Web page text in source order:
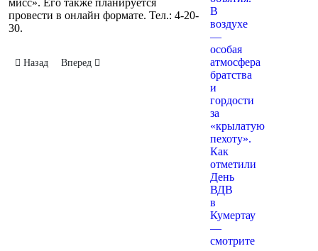
провести в онлайн формате. Тел.: 4-20-
30.
Предыдущий: Объявили конкурс на лучшего снеговика
Назад Следующий: Старт "Эстафеты чистоты"
Вперед
В
воздухе
—
особая
атмосфера
братства
и
гордости
за
«крылатую
пехоту».
Как
отметили
День
ВДВ
в
Кумертау
—
смотрите